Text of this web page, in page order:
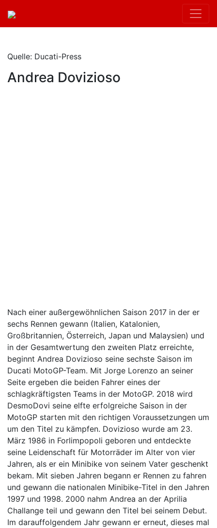
Quelle: Ducati-Press
Andrea Dovizioso
Nach einer außergewöhnlichen Saison 2017 in der er
sechs Rennen gewann (Italien, Katalonien,
Großbritannien, Österreich, Japan und Malaysien) und
in der Gesamtwertung den zweiten Platz erreichte,
beginnt Andrea Dovizioso seine sechste Saison im
Ducati MotoGP-Team. Mit Jorge Lorenzo an seiner
Seite ergeben die beiden Fahrer eines der
schlagkräftigsten Teams in der MotoGP. 2018 wird
DesmoDovi seine elfte erfolgreiche Saison in der
MotoGP starten mit den richtigen Voraussetzungen um
um den Titel zu kämpfen. Dovizioso wurde am 23.
März 1986 in Forlimpopoli geboren und entdeckte
seine Leidenschaft für Motorräder im Alter von vier
Jahren, als er ein Minibike von seinem Vater geschenkt
bekam. Mit sieben Jahren begann er Rennen zu fahren
und gewann die nationalen Minibike-Titel in den Jahren
1997 und 1998. 2000 nahm Andrea an der Aprilia
Challange teil und gewann den Titel bei seinem Debut.
Im darauffolgendem Jahr gewann er erneut, dieses mal